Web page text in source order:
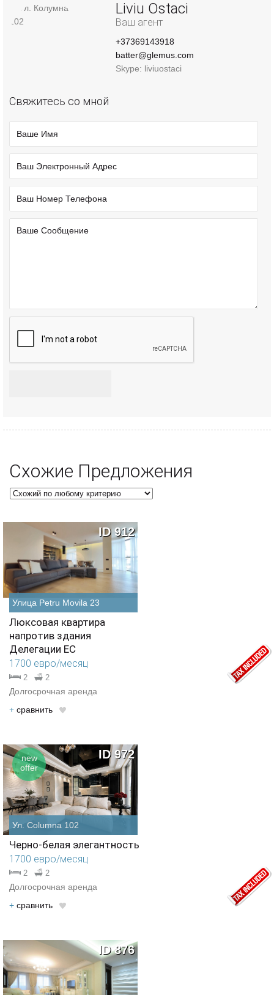
Liviu Ostaci
Ваш агент
+37369143918
batter@glemus.com
Skype: liviuostaci
Свяжитесь со мной
Схожие Предложения
Улица Petru Movila 23
ID 912
Люксовая квартира
напротив здания
Делегации ЕС
1700 евро/месяц
2 2
Долгосрочная аренда
+ cравнить
Ул. Columna 102
new
offer
ID 972
Черно-белая элегантность
1700 евро/месяц
2 2
Долгосрочная аренда
+ cравнить
ID 876